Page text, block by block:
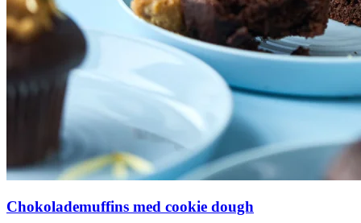
Chokolademuffins med cookie dough